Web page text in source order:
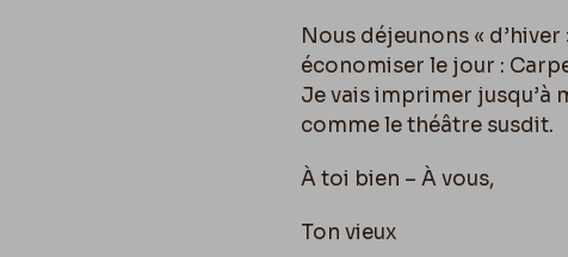
Nous déjeunons «
économiser le jour :
Je vais imprimer jusqu’à
comme le théâtre susdit.
À toi bien – À vous,
Ton vieux